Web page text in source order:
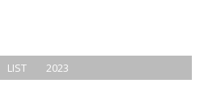
LIST 2023